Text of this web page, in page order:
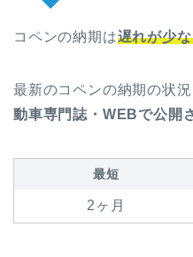
コペンの納期は遅れが少
最新のコペンの納期の状況
動車専門誌・WEBで公開
最短
2ヶ月